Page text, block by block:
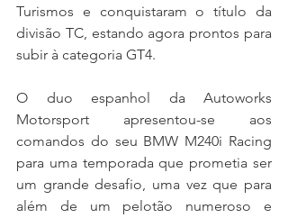
Turismos e conquistaram o título da
divisão TC, estando agora prontos para
subir à categoria GT4.
O duo espanhol da Autoworks
Motorsport apresentou-se aos
comandos do seu BMW M240i Racing
para uma temporada que prometia ser
um grande desafio, uma vez que para
além de um pelotão numeroso e